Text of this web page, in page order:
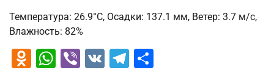
Температура: 26.9°C, Осадки: 137.1 мм, Ветер: 3.7 м/с,
Влажность: 82%
Odnoklassniki
WhatsApp
Viber
VK Telegram